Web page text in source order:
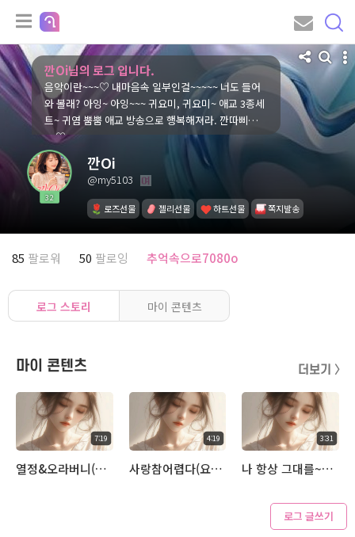
깐Oi님의 로그 입니다.
음악이란~~~♡ 내마음속 일부인걸~~~~~ 너도 들어
와 볼래? 아잉~ 아잉~~~ 귀요미, 귀요미~ 애교 3종세
트~ 귀염 뿜뿜 애교 방송으로 행복해져라. 깐따삐얏~
~~♡
32
깐Oi
@my5103
로즈선물 젤리선물 하트선물 쪽지발송
85 팔로워 50 팔로잉 추억속으로7080o
로그 스토리 마이 콘텐츠
마이 콘텐츠 더보기 〉
7:19
열정&오라버니(방송 중 녹음분)
4:19
사랑참어렵다(요즘 연습하는곡 오랫만에 올려봅니다.)
3:31
나 항상 그대를~♡(잠시 떠나요)
로그 글쓰기